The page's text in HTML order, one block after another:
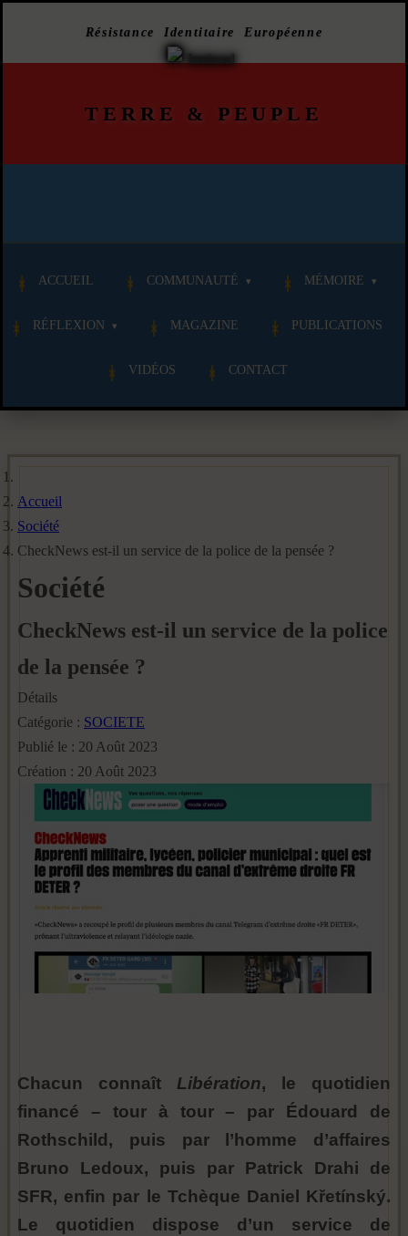
Résistance Identitaire Européenne
TERRE & PEUPLE
ACCUEIL COMMUNAUTÉ MÉMOIRE
RÉFLEXION MAGAZINE PUBLICATIONS
VIDÉOS CONTACT
Accueil
Société
CheckNews est-il un service de la police de la pensée ?
Société
CheckNews est-il un service de la police
de la pensée ?
Détails
Catégorie : SOCIETE
Publié le : 20 Août 2023
Création : 20 Août 2023
Chacun connaît Libération, le quotidien
financé – tour à tour – par Édouard de
Rothschild, puis par l’homme d’affaires
Bruno Ledoux, puis par Patrick Drahi de
SFR, enfin par le Tchèque Daniel Křetínský.
Le quotidien dispose d’un service de